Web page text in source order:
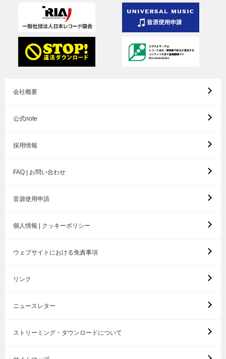
会社概要
公式note
採用情報
FAQ | お問い合わせ
音源使用申請
個人情報 | クッキーポリシー
ウェブサイトにおける免責事項
リンク
ニュースレター
ストリーミング・ダウンロードについて